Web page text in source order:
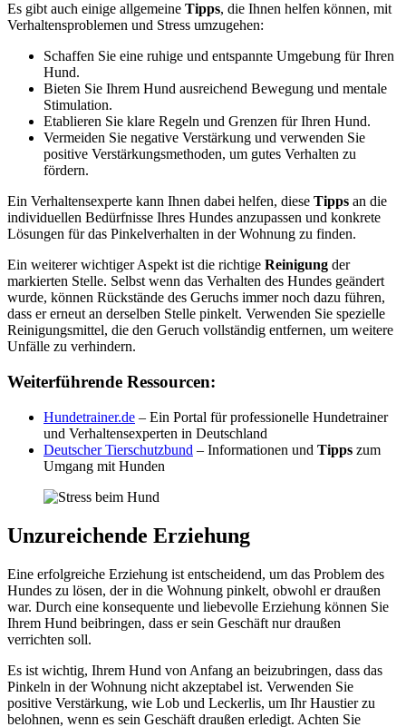
Es gibt auch einige allgemeine Tipps, die Ihnen helfen können, mit
Verhaltensproblemen und Stress umzugehen:
Schaffen Sie eine ruhige und entspannte Umgebung für Ihren
Hund.
Bieten Sie Ihrem Hund ausreichend Bewegung und mentale
Stimulation.
Etablieren Sie klare Regeln und Grenzen für Ihren Hund.
Vermeiden Sie negative Verstärkung und verwenden Sie
positive Verstärkungsmethoden, um gutes Verhalten zu
fördern.
Ein Verhaltensexperte kann Ihnen dabei helfen, diese Tipps an die
individuellen Bedürfnisse Ihres Hundes anzupassen und konkrete
Lösungen für das Pinkelverhalten in der Wohnung zu finden.
Ein weiterer wichtiger Aspekt ist die richtige Reinigung der
markierten Stelle. Selbst wenn das Verhalten des Hundes geändert
wurde, können Rückstände des Geruchs immer noch dazu führen,
dass er erneut an derselben Stelle pinkelt. Verwenden Sie spezielle
Reinigungsmittel, die den Geruch vollständig entfernen, um weitere
Unfälle zu verhindern.
Weiterführende Ressourcen:
Hundetrainer.de – Ein Portal für professionelle Hundetrainer
und Verhaltensexperten in Deutschland
Deutscher Tierschutzbund – Informationen und Tipps zum
Umgang mit Hunden
Unzureichende Erziehung
Eine erfolgreiche Erziehung ist entscheidend, um das Problem des
Hundes zu lösen, der in die Wohnung pinkelt, obwohl er draußen
war. Durch eine konsequente und liebevolle Erziehung können Sie
Ihrem Hund beibringen, dass er sein Geschäft nur draußen
verrichten soll.
Es ist wichtig, Ihrem Hund von Anfang an beizubringen, dass das
Pinkeln in der Wohnung nicht akzeptabel ist. Verwenden Sie
positive Verstärkung, wie Lob und Leckerlis, um Ihr Haustier zu
belohnen, wenn es sein Geschäft draußen erledigt. Achten Sie